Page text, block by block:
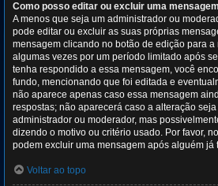
Como posso editar ou excluir uma
A menos que seja um administrador ou
pode editar ou excluir as suas próprias
mensagem clicando no botão de edição para
algumas vezes por um período limitado após
tenha respondido a essa mensagem, você
fundo, mencionando que foi editada e
não aparece apenas caso essa mensagem
respostas; não aparecerá caso a alteração
administrador ou moderador, mas
dizendo o motivo ou critério usado. Por favor,
podem excluir uma mensagem após alguém já
Voltar ao topo